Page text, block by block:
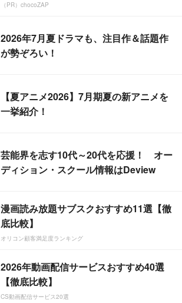
（PR）chocoZAP
2026年7月夏ドラマも、注目作＆話題作
が勢ぞろい！
【夏アニメ2026】7月期夏の新アニメを
一挙紹介！
芸能界を志す10代～20代を応援！ オー
ディション・スクール情報はDeview
漫画読み放題サブスクおすすめ11選【徹
底比較】
オリコン顧客満足度ランキング
2026年動画配信サービスおすすめ40選
【徹底比較】
CS動画配信サービス20選